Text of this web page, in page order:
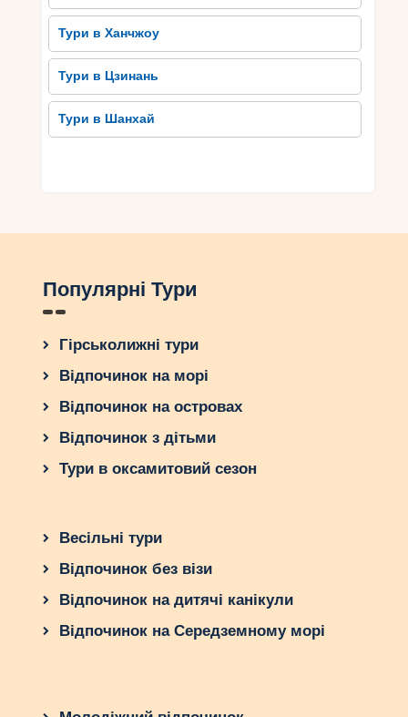
Тури в Ханчжоу
Тури в Цзинань
Тури в Шанхай
Популярні Тури
Гірськолижні тури
Відпочинок на морі
Відпочинок на островах
Відпочинок з дітьми
Тури в оксамитовий сезон
Весільні тури
Відпочинок без візи
Відпочинок на дитячі канікули
Відпочинок на Середземному морі